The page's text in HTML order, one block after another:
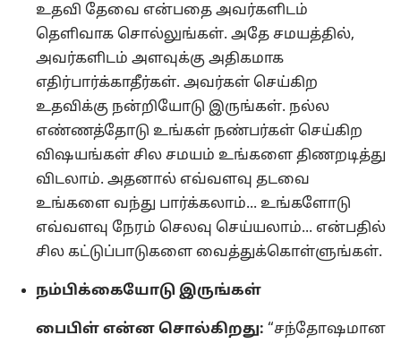
உதவி தேவை என்பதை அவர்களிடம்
தெளிவாக சொல்லுங்கள். அதே சமயத்தில்,
அவர்களிடம் அளவுக்கு அதிகமாக
எதிர்பார்க்காதீர்கள். அவர்கள் செய்கிற
உதவிக்கு நன்றியோடு இருங்கள். நல்ல
எண்ணத்தோடு உங்கள் நண்பர்கள் செய்கிற
விஷயங்கள் சில சமயம் உங்களை திணறடித்து
விடலாம். அதனால் எவ்வளவு தடவை
உங்களை வந்து பார்க்கலாம்... உங்களோடு
எவ்வளவு நேரம் செலவு செய்யலாம்... என்பதில்
சில கட்டுப்பாடுகளை வைத்துக்கொள்ளுங்கள்.
நம்பிக்கையோடு இருங்கள்
பைபிள் என்ன சொல்கிறது: “சந்தோஷமான